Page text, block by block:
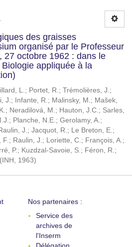
des graisses
organisé par le Professeur
27 octobre 1962 : dans le
appliquée à la
L.; Portet, R.; Trémolières, J.;
J.; Infante, R.; Malinsky, M.; Mašek,
; Neradilová, M.; Hauton, J.C.; Sarles,
; Planche, N.E.; Gerolamy, A.;
J.; Jacquot, R.; Le Breton, E.;
F.; Raulin, J.; Loriette, C.; François, A.;
P.; Kuzdzal-Savoie, S.; Féron, R.;
( INH , 1963)
Nos partenaires :
Service des
archives de
l'Inserm